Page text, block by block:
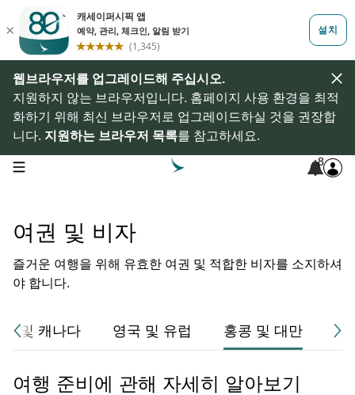
웹브라우저를 업그레이드해 주십시오.
지원하지 않는 브라우저입니다. 홈페이지 사용 환경을 최적
화하기 위해 최신 브라우저로 업그레이드하실 것을 권장합
니다. 지원하는 브라우저 목록를 참고하세요.
open navigation menu 8
여권 및 비자
즐거운 여행을 위해 유효한 여권 및 적합한 비자를 소지하셔
야 합니다.
및 캐나다 영국 및 유럽 홍콩 및 대만 기
여행 준비에 관해 자세히 알아보기